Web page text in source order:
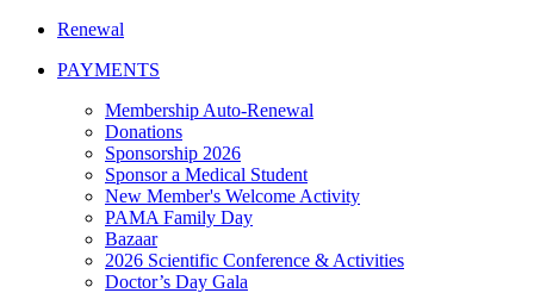
Renewal
PAYMENTS
Membership Auto-Renewal
Donations
Sponsorship 2026
Sponsor a Medical Student
New Member's Welcome Activity
PAMA Family Day
Bazaar
2026 Scientific Conference & Activities
Doctor’s Day Gala